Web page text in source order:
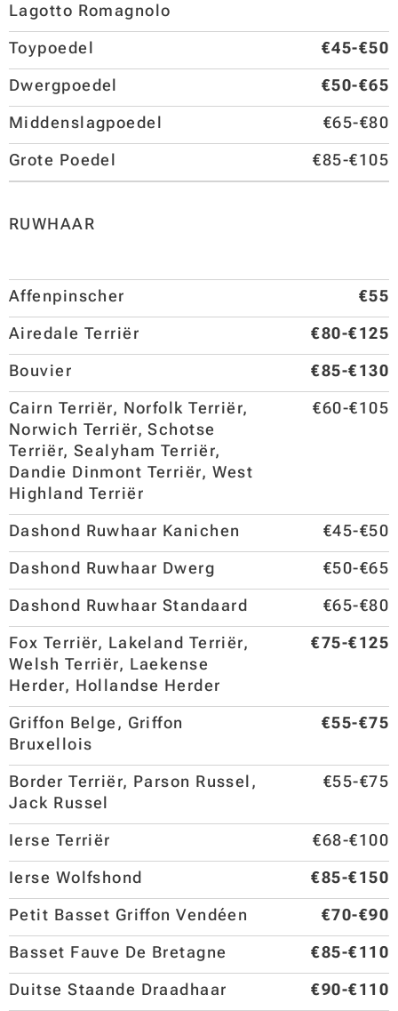
Lagotto Romagnolo
Toypoedel
€45-€50
Dwergpoedel
€50-€65
Middenslagpoedel
€65-€80
Grote Poedel
€85-€105
RUWHAAR
Affenpinscher
€55
Airedale Terriër
€80-€125
Bouvier
€85-€130
Cairn Terriër, Norfolk Terriër,
Norwich Terriër, Schotse
Terriër, Sealyham Terriër,
Dandie Dinmont Terriër, West
Highland Terriër
€60-€105
Dashond Ruwhaar Kanichen
€45-€50
Dashond Ruwhaar Dwerg
€50-€65
Dashond Ruwhaar Standaard
€65-€80
Fox Terriër, Lakeland Terriër,
Welsh Terriër, Laekense
Herder, Hollandse Herder
€75-€125
Griffon Belge, Griffon
Bruxellois
€55-€75
Border Terriër, Parson Russel,
Jack Russel
€55-€75
Ierse Terriër
€68-€100
Ierse Wolfshond
€85-€150
Petit Basset Griffon Vendéen
€70-€90
Basset Fauve De Bretagne
€85-€110
Duitse Staande Draadhaar
€90-€110